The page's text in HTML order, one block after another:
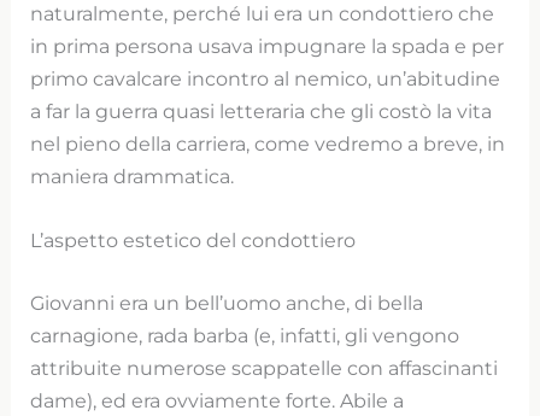
naturalmente, perché lui era un condottiero che
in prima persona usava impugnare la spada e per
primo cavalcare incontro al nemico, un’abitudine
a far la guerra quasi letteraria che gli costò la vita
nel pieno della carriera, come vedremo a breve, in
maniera drammatica.
L’aspetto estetico del condottiero
Giovanni era un bell’uomo anche, di bella
carnagione, rada barba (e, infatti, gli vengono
attribuite numerose scappatelle con affascinanti
dame), ed era ovviamente forte. Abile a